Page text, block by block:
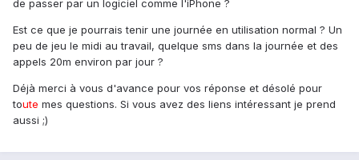
de passer par un logiciel comme l'iPhone ?
Est ce que je pourrais tenir une journée en utilisation normal ? Un
peu de jeu le midi au travail, quelque sms dans la journée et des
appels 20m environ par jour ?
Déjà merci à vous d'avance pour vos réponse et désolé pour
toute mes questions. Si vous avez des liens intéressant je prend
aussi ;)